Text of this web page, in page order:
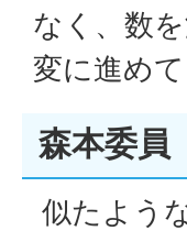
なく、数
変に進め
森本委員
似たよう